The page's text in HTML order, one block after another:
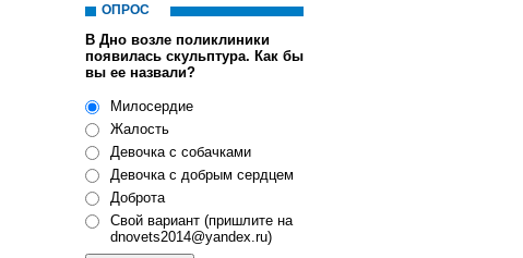
ОПРОС
В Дно возле поликлиники
появилась скульптура. Как бы
вы ее назвали?
Милосердие
Жалость
Девочка с собачками
Девочка с добрым сердцем
Доброта
Свой вариант (пришлите на
dnovets2014@yandex.ru)